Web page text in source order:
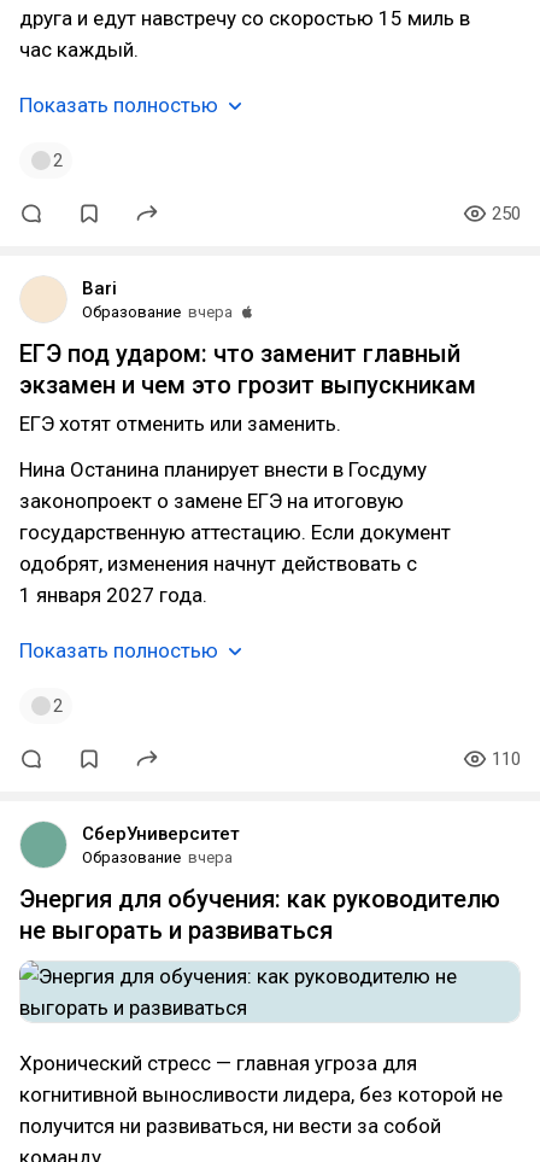
друга и едут навстречу со скоростью 15 миль в
час каждый.
Показать полностью
2
250
Bari
Образование вчера
ЕГЭ под ударом: что заменит главный
экзамен и чем это грозит выпускникам
ЕГЭ хотят отменить или заменить.
Нина Останина планирует внести в Госдуму
законопроект о замене ЕГЭ на итоговую
государственную аттестацию. Если документ
одобрят, изменения начнут действовать с
1 января 2027 года.
Показать полностью
2
110
СберУниверситет
Образование вчера
Энергия для обучения: как руководителю
не выгорать и развиваться
Хронический стресс — главная угроза для
когнитивной выносливости лидера, без которой не
получится ни развиваться, ни вести за собой
команду.